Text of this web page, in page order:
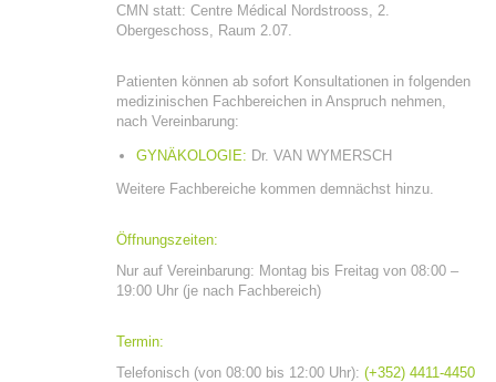
CMN statt: Centre Médical Nordstrooss, 2.
Obergeschoss, Raum 2.07.
Patienten können ab sofort Konsultationen in folgenden
medizinischen Fachbereichen in Anspruch nehmen,
nach Vereinbarung:
GYNÄKOLOGIE: Dr. VAN WYMERSCH
Weitere Fachbereiche kommen demnächst hinzu.
Öffnungszeiten:
Nur auf Vereinbarung: Montag bis Freitag von 08:00 –
19:00 Uhr (je nach Fachbereich)
Termin:
Telefonisch (von 08:00 bis 12:00 Uhr): (+352) 4411-4450